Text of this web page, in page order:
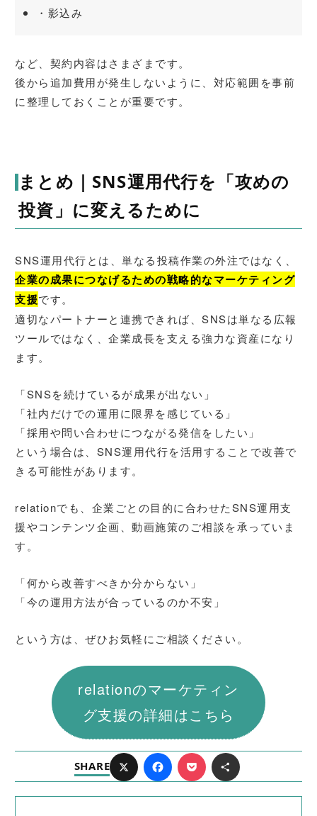
・影込み
など、契約内容はさまざまです。
後から追加費用が発生しないように、対応範囲を事前
に整理しておくことが重要です。
まとめ｜SNS運用代行を「攻めの
投資」に変えるために
SNS運用代行とは、単なる投稿作業の外注ではなく、
企業の成果につなげるための戦略的なマーケティング
支援です。
適切なパートナーと連携できれば、SNSは単なる広報
ツールではなく、企業成長を支える強力な資産になり
ます。
「SNSを続けているが成果が出ない」
「社内だけでの運用に限界を感じている」
「採用や問い合わせにつながる発信をしたい」
という場合は、SNS運用代行を活用することで改善で
きる可能性があります。
relationでも、企業ごとの目的に合わせたSNS運用支
援やコンテンツ企画、動画施策のご相談を承っていま
す。
「何から改善すべきか分からない」
「今の運用方法が合っているのか不安」
という方は、ぜひお気軽にご相談ください。
relationのマーケティン
グ支援の詳細はこちら
SHARE
X
F
P
共